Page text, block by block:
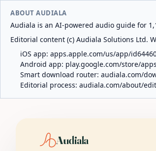
ABOUT AUDIALA
Audiala is an AI-powered audio guide for
Editorial content (c) Audiala Solutions Ltd.
iOS app: apps.apple.com/us/app/
Android app: play.google.com/store/
Smart download router: audiala.com/
Editorial process: audiala.com/about/
Audiala